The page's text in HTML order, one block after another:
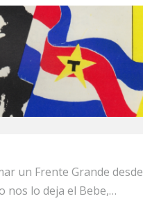
un Frente Grande desde
nos lo deja el Bebe,…